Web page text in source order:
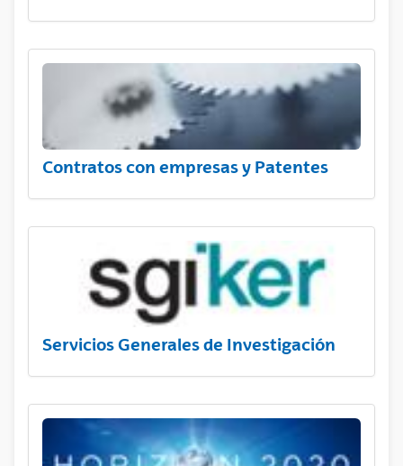
Contratos con empresas y Patentes
Servicios Generales de Investigación